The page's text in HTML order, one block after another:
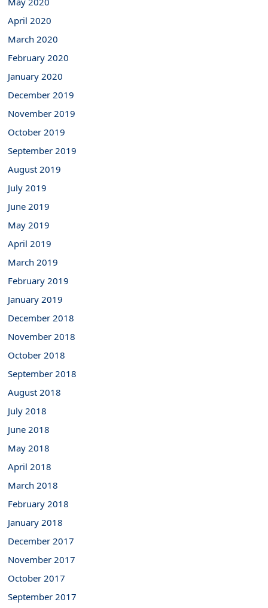
April 2020
March 2020
February 2020
January 2020
December 2019
November 2019
October 2019
September 2019
August 2019
July 2019
June 2019
May 2019
April 2019
March 2019
February 2019
January 2019
December 2018
November 2018
October 2018
September 2018
August 2018
July 2018
June 2018
May 2018
April 2018
March 2018
February 2018
January 2018
December 2017
November 2017
October 2017
September 2017